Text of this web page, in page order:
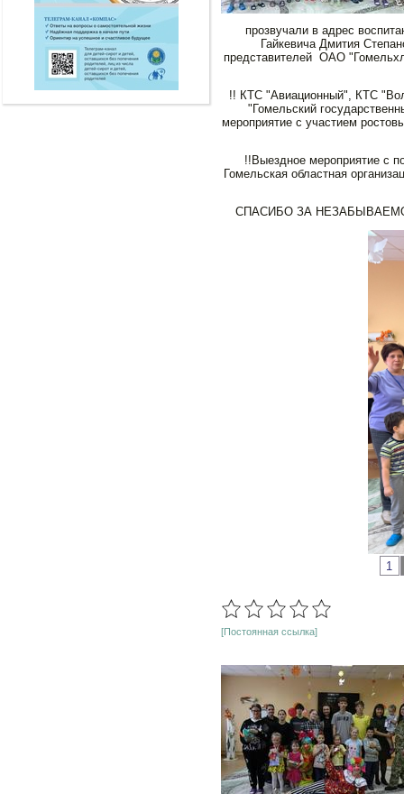
прозвучали в адрес
Гайкевича Дмития
представителей ОАО
!! КТС "Авиационный", КТС
"Гомельский
мероприятие с участием
!!Выездное мероприятие с
Гомельская областная
СПАСИБО ЗА
1
[Постоянная ссылка]